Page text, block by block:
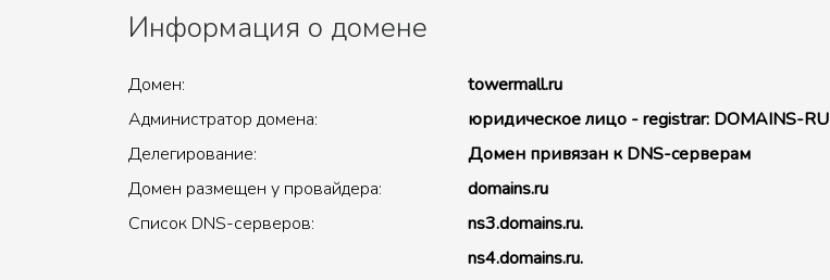
Информация о домене
Домен:
towermall.ru
Администратор домена:
юридическое лицо - registrar: DOMAINS-RU
Делегирование:
Домен привязан к DNS-серверам
Домен размещен у провайдера:
domains.ru
Список DNS-серверов:
ns3.domains.ru.
ns4.domains.ru.